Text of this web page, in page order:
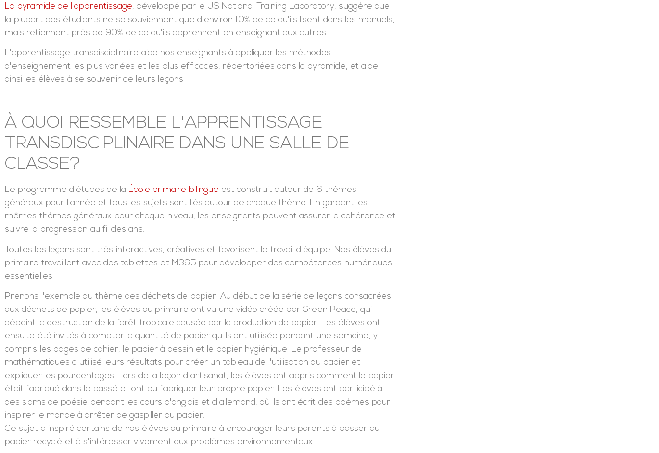
La pyramide de l'apprentissage, développé par le US National Training Laboratory, suggère que
la plupart des étudiants ne se souviennent que d'environ 10% de ce qu'ils lisent dans les manuels,
mais retiennent près de 90% de ce qu'ils apprennent en enseignant aux autres.
L'apprentissage transdisciplinaire aide nos enseignants à appliquer les méthodes
d'enseignement les plus variées et les plus efficaces, répertoriées dans la pyramide, et aide
ainsi les élèves à se souvenir de leurs leçons.
À QUOI RESSEMBLE L'APPRENTISSAGE
TRANSDISCIPLINAIRE DANS UNE SALLE DE
CLASSE?
Le programme d'études de la École primaire bilingue est construit autour de 6 thèmes
généraux pour l'année et tous les sujets sont liés autour de chaque thème. En gardant les
mêmes thèmes généraux pour chaque niveau, les enseignants peuvent assurer la cohérence et
suivre la progression au fil des ans.
Toutes les leçons sont très interactives, créatives et favorisent le travail d'équipe. Nos élèves du
primaire travaillent avec des tablettes et M365 pour développer des compétences numériques
essentielles.
Prenons l'exemple du thème des déchets de papier. Au début de la série de leçons consacrées
aux déchets de papier, les élèves du primaire ont vu une vidéo créée par Green Peace, qui
dépeint la destruction de la forêt tropicale causée par la production de papier. Les élèves ont
ensuite été invités à compter la quantité de papier qu'ils ont utilisée pendant une semaine, y
compris les pages de cahier, le papier à dessin et le papier hygiénique. Le professeur de
mathématiques a utilisé leurs résultats pour créer un tableau de l'utilisation du papier et
expliquer les pourcentages. Lors de la leçon d'artisanat, les élèves ont appris comment le papier
était fabriqué dans le passé et ont pu fabriquer leur propre papier. Les élèves ont participé à
des slams de poésie pendant les cours d'anglais et d'allemand, où ils ont écrit des poèmes pour
inspirer le monde à arrêter de gaspiller du papier.
Ce sujet a inspiré certains de nos élèves du primaire à encourager leurs parents à passer au
papier recyclé et à s'intéresser vivement aux problèmes environnementaux.